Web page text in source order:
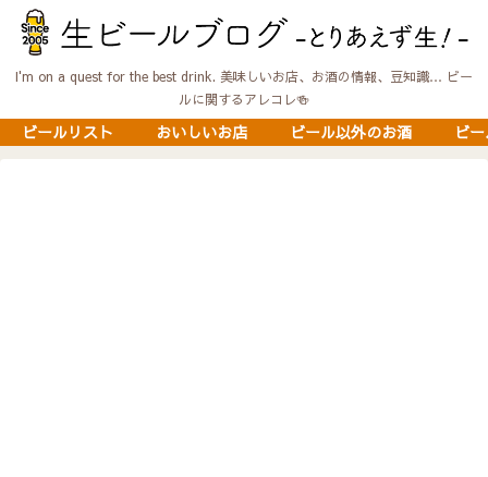
I'm on a quest for the best drink. 美味しいお店、お酒の情報、豆知識… ビー
ルに関するアレコレ🍻
ビールリスト おいしいお店 ビール以外のお酒 ビ